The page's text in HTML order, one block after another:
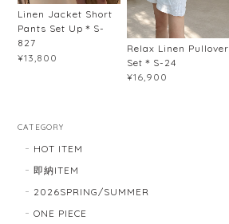
Linen Jacket Short
Pants Set Up＊S-
827
¥13,800
Relax Linen Pullover
Set＊S-24
¥16,900
CATEGORY
HOT ITEM
即納ITEM
2026SPRING/SUMMER
ONE PIECE